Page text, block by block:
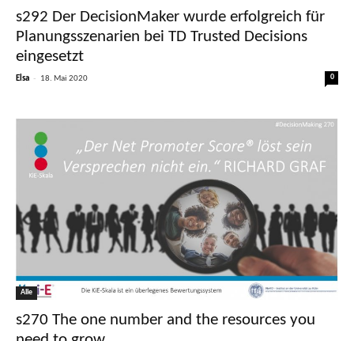
s292 Der DecisionMaker wurde erfolgreich für
Planungsszenarien bei TD Trusted Decisions
eingesetzt
Elsa - 18. Mai 2020 0
Alle
s270 The one number and the resources you